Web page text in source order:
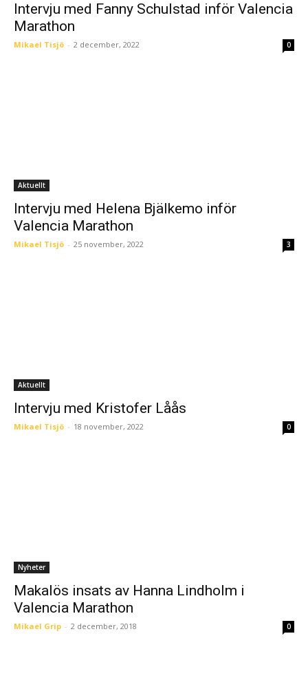
Intervju med Fanny Schulstad inför Valencia
Marathon
Mikael Tisjö - 2 december, 2022 0
Aktuellt
Intervju med Helena Bjälkemo inför
Valencia Marathon
Mikael Tisjö - 25 november, 2022 3
Aktuellt
Intervju med Kristofer Låås
Mikael Tisjö - 18 november, 2022 0
Nyheter
Makalös insats av Hanna Lindholm i
Valencia Marathon
Mikael Grip - 2 december, 2018 0